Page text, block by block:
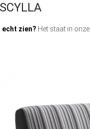
echt zien? Het staat in onze